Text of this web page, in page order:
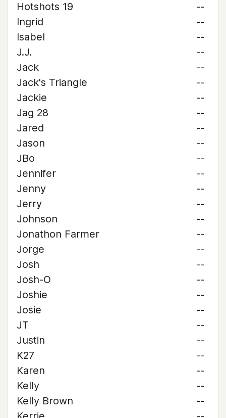
Hotshots 19
--
Ingrid
--
Isabel
--
J.J.
--
Jack
--
Jack's Triangle
--
Jackie
--
Jag 28
--
Jared
--
Jason
--
JBo
--
Jennifer
--
Jenny
--
Jerry
--
Johnson
--
Jonathon Farmer
--
Jorge
--
Josh
--
Josh-O
--
Joshie
--
Josie
--
JT
--
Justin
--
K27
--
Karen
--
Kelly
--
Kelly Brown
--